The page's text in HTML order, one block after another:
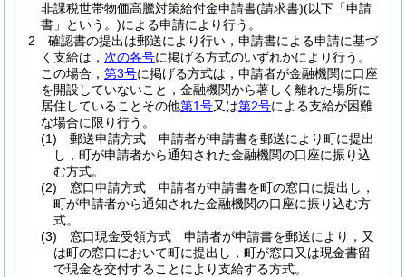
非課税世帯物価高騰対策給付金申請書(請求書)(以下「申請
書」という。)による申請により行う。
2
確認書の提出は郵送により行い，申請書による申請に基づ
く支給は， 次の各号に掲げる方式のいずれかにより行う。
この場合， 第3号に掲げる方式は，申請者が金融機関に口座
を開設していないこと，金融機関から著しく離れた場所に
居住していることその他第1号又は第2号による支給が困難
な場合に限り行う。
(1)
郵送申請方式 申請者が申請書を郵送により町に提出
し，町が申請者から通知された金融機関の口座に振り込
む方式。
(2)
窓口申請方式 申請者が申請書を町の窓口に提出し，
町が申請者から通知された金融機関の口座に振り込む方
式。
(3)
窓口現金受領方式 申請者が申請書を郵送により，又
は町の窓口において町に提出し，町が窓口又は現金書留
で現金を交付することにより支給する方式。